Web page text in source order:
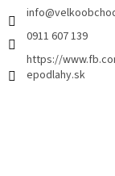
info@
0911 607 139
https://
epodlahy.sk